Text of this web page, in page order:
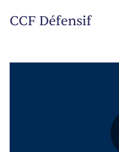
CCF Défensif